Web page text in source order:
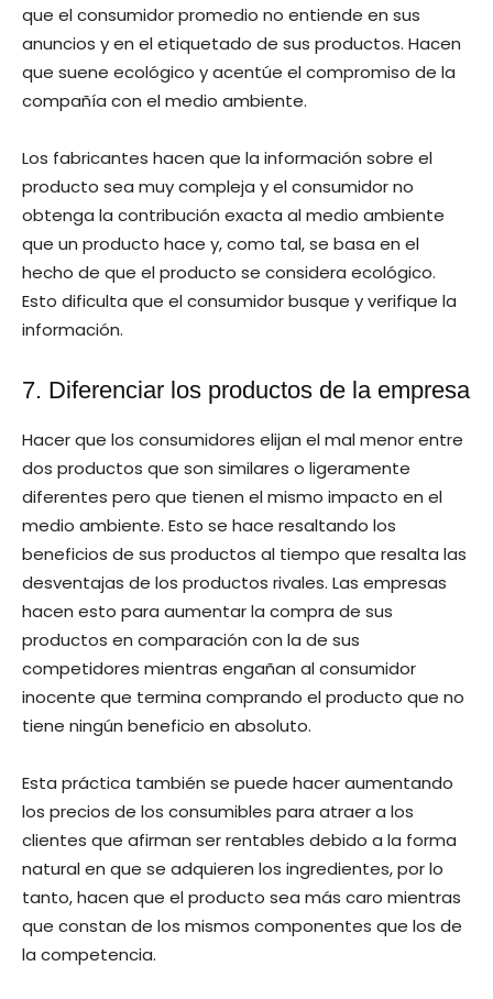
que el consumidor promedio no entiende en sus
anuncios y en el etiquetado de sus productos. Hacen
que suene ecológico y acentúe el compromiso de la
compañía con el medio ambiente.
Los fabricantes hacen que la información sobre el
producto sea muy compleja y el consumidor no
obtenga la contribución exacta al medio ambiente
que un producto hace y, como tal, se basa en el
hecho de que el producto se considera ecológico.
Esto dificulta que el consumidor busque y verifique la
información.
7. Diferenciar los productos de la empresa
Hacer que los consumidores elijan el mal menor entre
dos productos que son similares o ligeramente
diferentes pero que tienen el mismo impacto en el
medio ambiente. Esto se hace resaltando los
beneficios de sus productos al tiempo que resalta las
desventajas de los productos rivales. Las empresas
hacen esto para aumentar la compra de sus
productos en comparación con la de sus
competidores mientras engañan al consumidor
inocente que termina comprando el producto que no
tiene ningún beneficio en absoluto.
Esta práctica también se puede hacer aumentando
los precios de los consumibles para atraer a los
clientes que afirman ser rentables debido a la forma
natural en que se adquieren los ingredientes, por lo
tanto, hacen que el producto sea más caro mientras
que constan de los mismos componentes que los de
la competencia.